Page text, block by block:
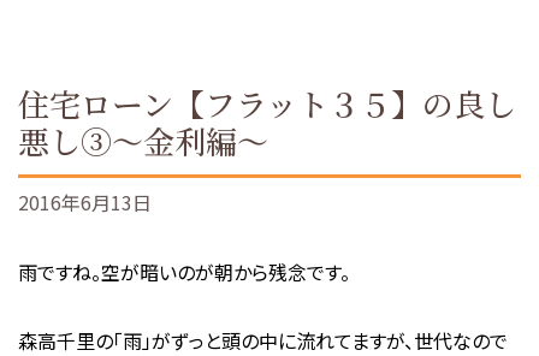
住宅ローン【フラット３５】の良し
悪し③～金利編～
2016年6月13日
雨ですね。空が暗いのが朝から残念です。
森高千里の「雨」がずっと頭の中に流れてますが、世代なので